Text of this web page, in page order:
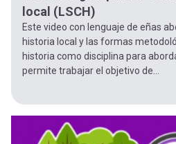
local (LSCH)
Este video con lenguaje de eñas
historia local y las formas
historia como disciplina para
permite trabajar el objetivo de...